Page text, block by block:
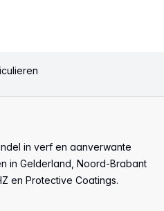
in verf en aanverwante
in Gelderland, Noord-Brabant
en Protective Coatings.